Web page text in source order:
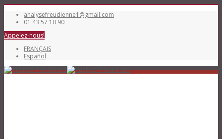
analysefreudienne1@gmail.com
01 43 57 10 90
Appelez-nous!
FRANÇAIS
Español